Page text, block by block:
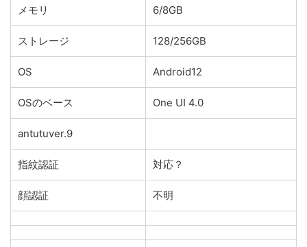
メモリ 6/8GB
ストレージ 128/256GB
OS Android12
OSのベース One UI 4.0
antutuver.9
指紋認証 対応？
顔認証 不明